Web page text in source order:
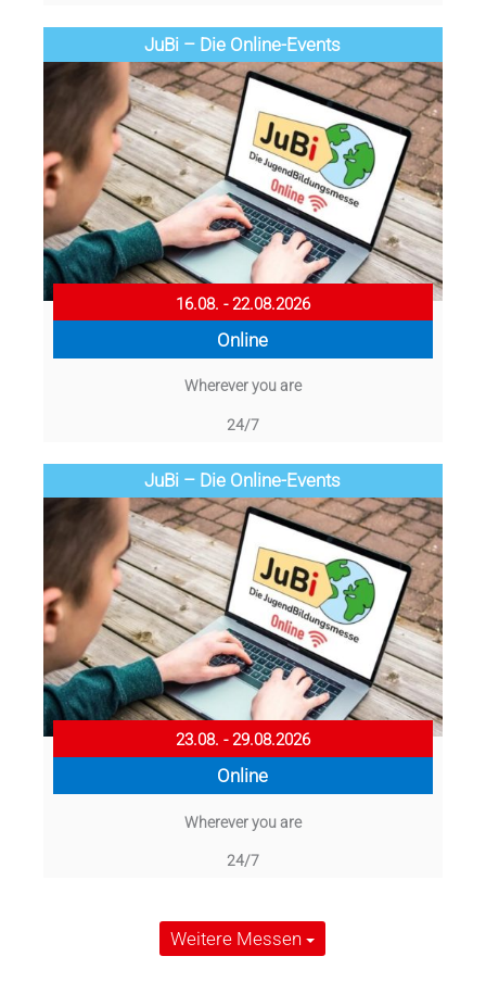
JuBi – Die Online-Events
16.08. - 22.08.2026
Online
Wherever you are
24/7
JuBi – Die Online-Events
23.08. - 29.08.2026
Online
Wherever you are
24/7
Weitere Messen